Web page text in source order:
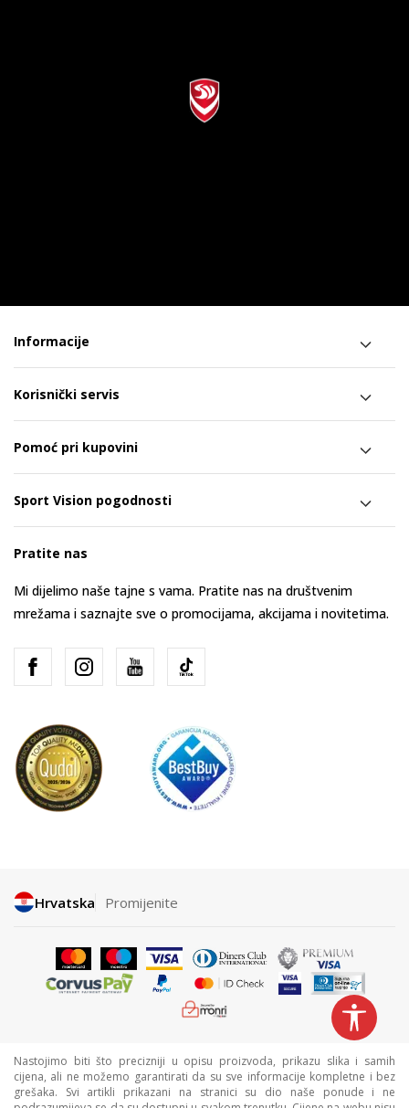
Informacije
Korisnički servis
Pomoć pri kupovini
Sport Vision pogodnosti
Pratite nas
Mi dijelimo naše tajne s vama. Pratite nas na društvenim
mrežama i saznajte sve o promocijama, akcijama i novitetima.
Hrvatska Promijenite
Nastojimo biti što precizniji u opisu proizvoda, prikazu slika i samih
cijena, ali ne možemo garantirati da su sve informacije kompletne i bez
grešaka. Svi artikli prikazani na stranici su dio naše ponude i ne